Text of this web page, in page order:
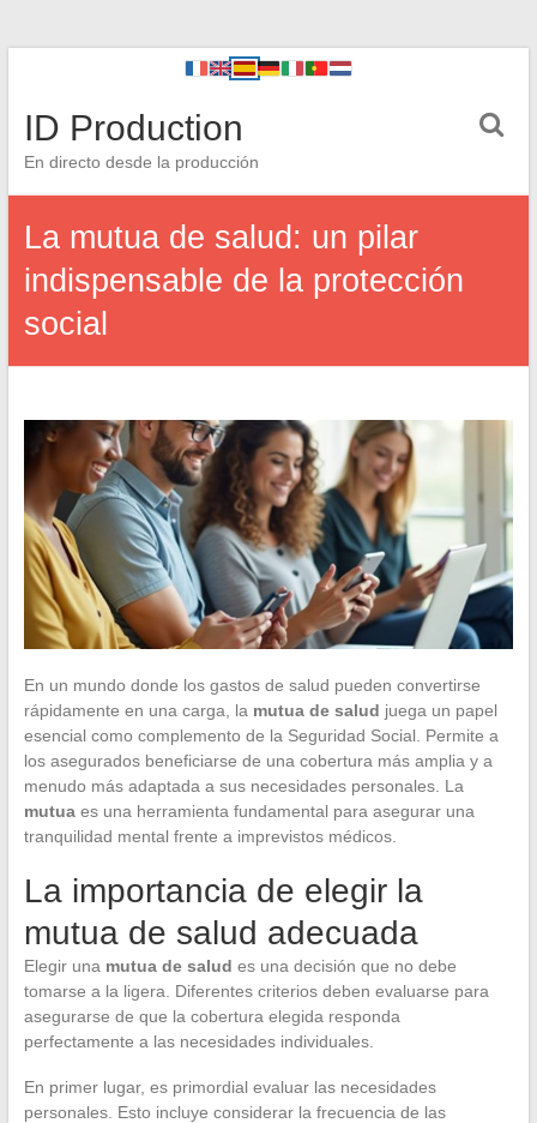
ID Production
En directo desde la producción
La mutua de salud: un pilar
indispensable de la protección
social
En un mundo donde los gastos de salud pueden convertirse
rápidamente en una carga, la mutua de salud juega un papel
esencial como complemento de la Seguridad Social. Permite a
los asegurados beneficiarse de una cobertura más amplia y a
menudo más adaptada a sus necesidades personales. La
mutuaes una herramienta fundamental para asegurar una
tranquilidad mental frente a imprevistos médicos.
La importancia de elegir la
mutua de salud adecuada
Elegir una mutua de salud es una decisión que no debe
tomarse a la ligera. Diferentes criterios deben evaluarse para
asegurarse de que la cobertura elegida responda
perfectamente a las necesidades individuales.
En primer lugar, es primordial evaluar las necesidades
personales. Esto incluye considerar la frecuencia de las